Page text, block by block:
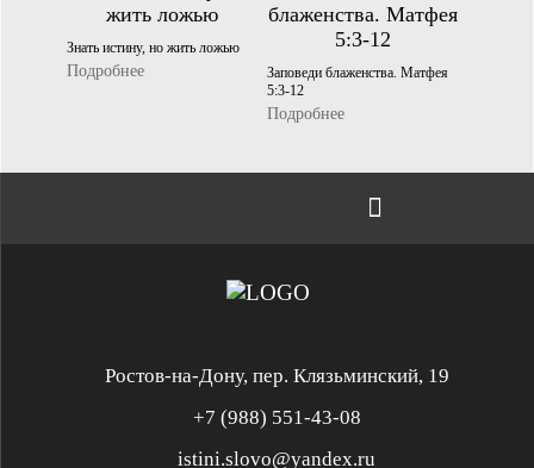
Знать истину, но жить ложью
Подробнее
Заповеди блаженства. Матфея
5:3-12
Подробнее
Ростов-на-Дону, пер. Клязьминский, 19
+7 (988) 551-43-08
istini.slovo@yandex.ru